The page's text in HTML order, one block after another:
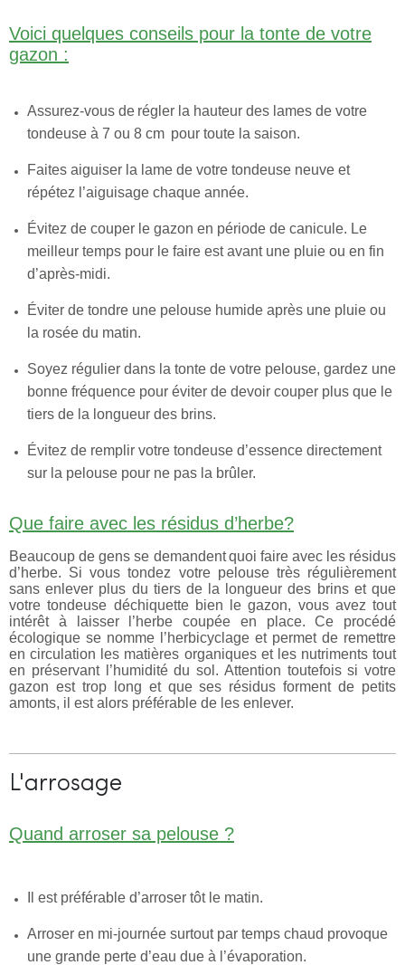
Voici quelques conseils pour la tonte de votre
gazon :
Assurez-vous de régler la hauteur des lames de votre
tondeuse à 7 ou 8 cm pour toute la saison.
Faites aiguiser la lame de votre tondeuse neuve et
répétez l’aiguisage chaque année.
Évitez de couper le gazon en période de canicule. Le
meilleur temps pour le faire est avant une pluie ou en fin
d’après-midi.
Éviter de tondre une pelouse humide après une pluie ou
la rosée du matin.
Soyez régulier dans la tonte de votre pelouse, gardez une
bonne fréquence pour éviter de devoir couper plus que le
tiers de la longueur des brins.
Évitez de remplir votre tondeuse d’essence directement
sur la pelouse pour ne pas la brûler.
Que faire avec les résidus d’herbe?
Beaucoup de gens se demandent quoi faire avec les résidus
d’herbe. Si vous tondez votre pelouse très régulièrement
sans enlever plus du tiers de la longueur des brins et que
votre tondeuse déchiquette bien le gazon, vous avez tout
intérêt à laisser l’herbe coupée en place. Ce procédé
écologique se nomme l’herbicyclage et permet de remettre
en circulation les matières organiques et les nutriments tout
en préservant l’humidité du sol. Attention toutefois si votre
gazon est trop long et que ses résidus forment de petits
amonts, il est alors préférable de les enlever.
L'arrosage
Quand arroser sa pelouse ?
Il est préférable d’arroser tôt le matin.
Arroser en mi-journée surtout par temps chaud provoque
une grande perte d’eau due à l’évaporation.